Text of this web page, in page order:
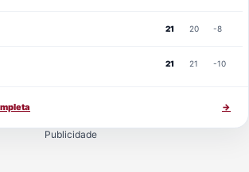
21 20 -8
21 21 -10
→
Publicidade